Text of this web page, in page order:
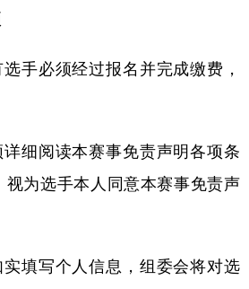
必须经过报名并完成缴费，
阅读本赛事免责声明各项条
视为选手本人同意本赛事免责声
填写个人信息，组委会将对选